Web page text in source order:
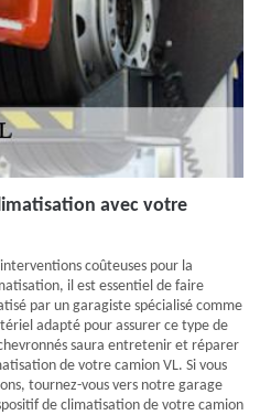
avec votre
coûteuses pour la
il est essentiel de faire
par un garagiste spécialisé comme
adapté pour assurer ce type de
saura entretenir et réparer
de votre camion VL. Si vous
tournez-vous vers notre garage
de climatisation de votre camion